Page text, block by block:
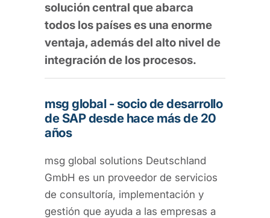
solución central que abarca
todos los países es una enorme
ventaja, además del alto nivel de
integración de los procesos.
msg global - socio de desarrollo
de SAP desde hace más de 20
años
msg global solutions Deutschland
GmbH es un proveedor de servicios
de consultoría, implementación y
gestión que ayuda a las empresas a